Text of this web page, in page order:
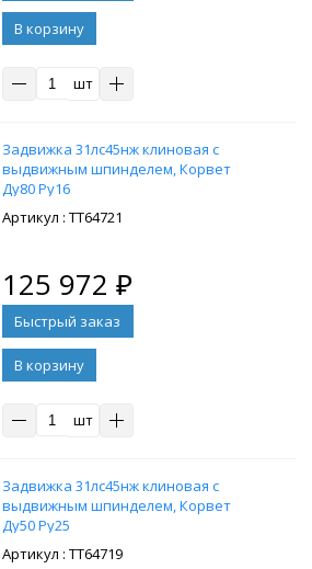
В корзину
шт
Задвижка 31лс45нж клиновая с
выдвижным шпинделем, Корвет
Ду80 Ру16
: ТТ64721
125 972 ₽
В корзину
шт
Задвижка 31лс45нж клиновая с
выдвижным шпинделем, Корвет
Ду50 Ру25
: ТТ64719